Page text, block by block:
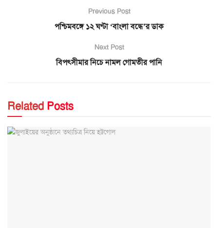
Previous Post
পশ্চিমবঙ্গে ১২ ঘণ্টা ‘বাংলা বন্ধে’র ডাক
Next Post
বিপৎসীমার নিচে নামল গোমতীর পানি
Related Posts